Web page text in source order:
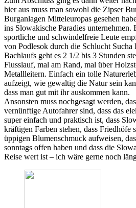
hier aus muss man sowohl die Zipser
Burganlagen Mitteleuropas gesehen
ins Slowakische Paradies unternehmen.
sportliche und schwindelfreie Leute
von Podlesok durch die Schlucht
Bachlaufs geht es 2 1/2 bis 3 Stunden
Flusslauf, mal am Rand, mal über
Metallleitern. Einfach ein tolle
aufzeigt, wie gewaltig die Natur sein
dass man gut mit ihr auskommen kann.
Ansonsten muss nochgesagt werden,
vernünftige Autofahrer sind, dass das
super einfach und praktisch ist, dass
kräftigen Farben stehen, dass Friedhöfe
üppigen Blumenschmuck aufweisen,
sonntags offen haben und dass die
Reise wert ist – ich wäre gerne noch